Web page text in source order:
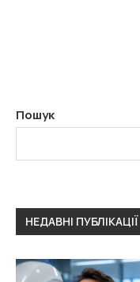
Пошук
НЕДАВНІ ПУБЛІКАЦІЇ